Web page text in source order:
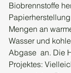
Biobrennstoffe
Mengen an
Wasser und
Abgase  an. Die
Projektes: